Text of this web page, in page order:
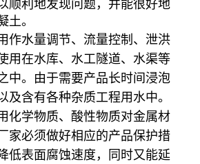
顺利地发现问题，并能很好地
土。
作水量调节、流量控制、泄洪
用在水库、水工隧道、水渠等
中。由于需要产品长时间浸泡
及含有各种杂质工程用水中。
化学物质、酸性物质对金属材
家必须做好相应的产品保护措
低表面腐蚀速度，同时又能延